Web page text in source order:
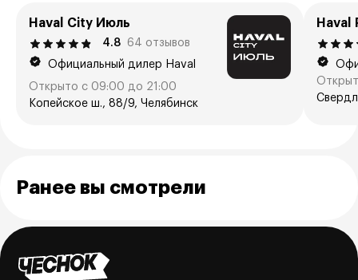
Haval City Июль
4.8
64 отзывов
Официальный дилер Haval
Открыто с 09:00 до 21:00
Копейское ш., 88/9, Челябинск
Haval
Ранее вы смотрели